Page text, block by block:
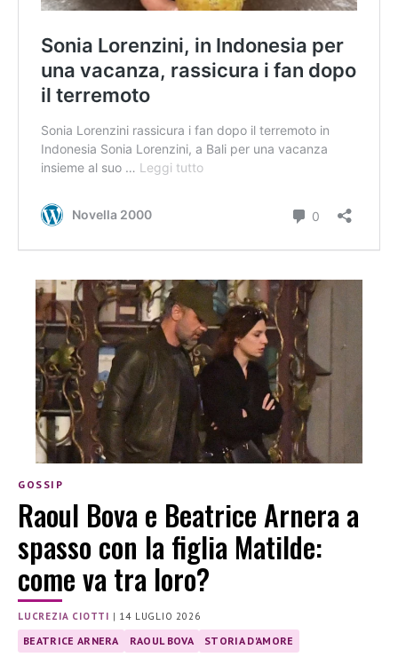
GOSSIP
Raoul Bova e Beatrice Arnera a
spasso con la figlia Matilde:
come va tra loro?
LUCREZIA CIOTTI | 14 LUGLIO 2026
BEATRICE ARNERA RAOUL BOVA STORIA D'AMORE